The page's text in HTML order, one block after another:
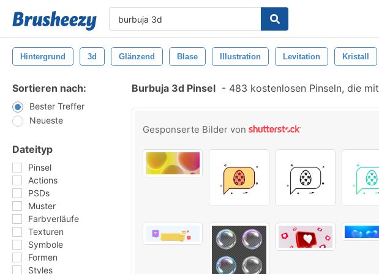
Hintergrund 3d Glänzend Blase Illustration Levitation Kristall
Sortieren nach:
Bester Treffer
Neueste
Dateityp
Pinsel
Actions
PSDs
Muster
Farbverläufe
Texturen
Symbole
Formen
Styles
Burbuja 3d Pinsel - 483 kostenlosen Pinseln, die mit
Gesponserte Bilder von